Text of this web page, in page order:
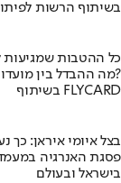
בשיתוף הרשות
כל ההטבות שמגיעות
מה ההבדל בין מועדון תעופה וכרטיס אשראי?
בשיתוף FLYCARD
בצל איומי איראן: כך
פסגת האנרגיה
בישראל ובעולם